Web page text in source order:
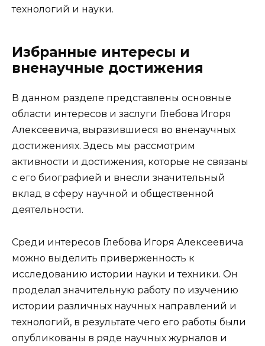
технологий и науки.
Избранные интересы и
вненаучные достижения
В данном разделе представлены основные
области интересов и заслуги Глебова Игоря
Алексеевича, выразившиеся во вненаучных
достижениях. Здесь мы рассмотрим
активности и достижения, которые не связаны
с его биографией и внесли значительный
вклад в сферу научной и общественной
деятельности.
Среди интересов Глебова Игоря Алексеевича
можно выделить приверженность к
исследованию истории науки и техники. Он
проделал значительную работу по изучению
истории различных научных направлений и
технологий, в результате чего его работы были
опубликованы в ряде научных журналов и